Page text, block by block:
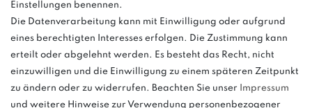
und
weitere.
Einstellungen benennen.
Die Datenverarbeitung kann mit Einwilligung oder aufgrund
eines berechtigten Interesses erfolgen. Die Zustimmung kann
erteilt oder abgelehnt werden. Es besteht das Recht, nicht
einzuwilligen und die Einwilligung zu einem späteren Zeitpunkt
zu ändern oder zu widerrufen. Beachten Sie unser
Impressum
und weitere Hinweise zur Verwendung personenbezogener